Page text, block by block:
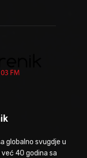
globalno svugdje u
40 godina sa